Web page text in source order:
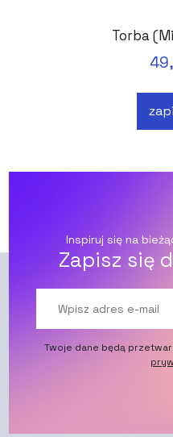
Torba
Inspiruj się na
Zapisz się
Twoje dane będą